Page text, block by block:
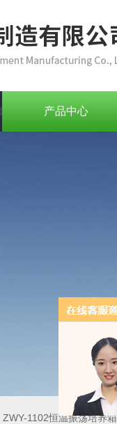
产品中心
ZWY-1102恒温振荡培养箱